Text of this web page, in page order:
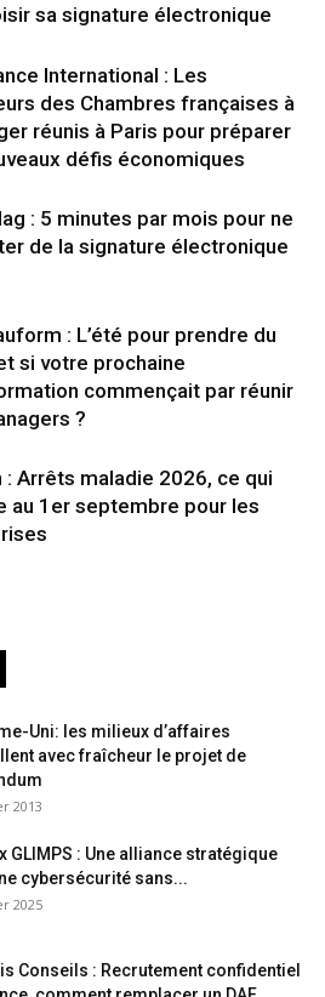
sa signature électronique
International : Les
des Chambres françaises à
réunis à Paris pour préparer
défis économiques
: 5 minutes par mois pour ne
de la signature électronique
: L’été pour prendre du
si votre prochaine
commençait par réunir
?
: Arrêts maladie 2026, ce qui
au 1er septembre pour les
Uni: les milieux d’affaires
avec fraîcheur le projet de
2013
GLIMPS : Une alliance stratégique
cybersécurité sans...
2025
Conseils : Recrutement confidentiel